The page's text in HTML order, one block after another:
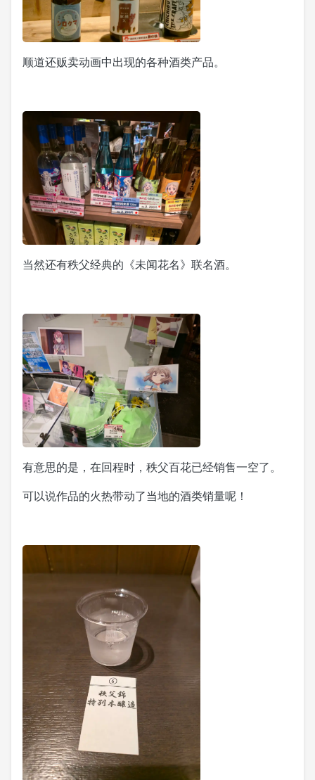
顺道还贩卖动画中出现的各种酒类产品。
当然还有秩父经典的《未闻花名》联名酒。
有意思的是，在回程时，秩父百花已经销售一空了。
可以说作品的火热带动了当地的酒类销量呢！